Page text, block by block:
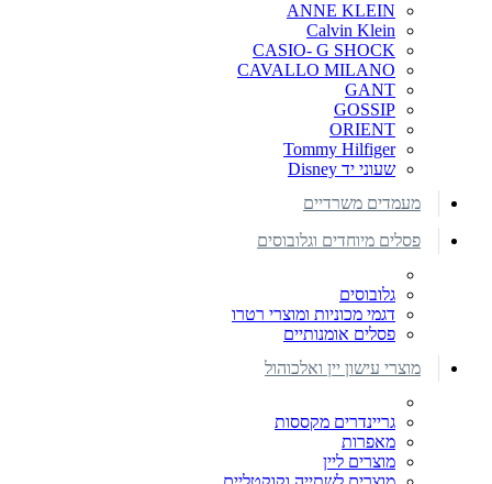
ANNE KLEIN
Calvin Klein
CASIO- G SHOCK
CAVALLO MILANO
GANT
GOSSIP
ORIENT
Tommy Hilfiger
שעוני יד Disney
מעמדים משרדיים
פסלים מיוחדים וגלובוסים
גלובוסים
דגמי מכוניות ומוצרי רטרו
פסלים אומנותיים
מוצרי עישון יין ואלכוהול
גריינדרים מקססות
מאפרות
מוצרים ליין